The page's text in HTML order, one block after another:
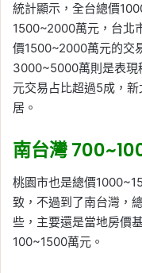
統計顯示，全台總價
1500~2000萬元，台北
價1500~2000萬元的交
3000~5000萬則是表現
元交易占比超過5成，
居。
南台灣
桃園市也是總價
致，不過到了南台灣，
些，主要還是當地房價
100~1500萬元。